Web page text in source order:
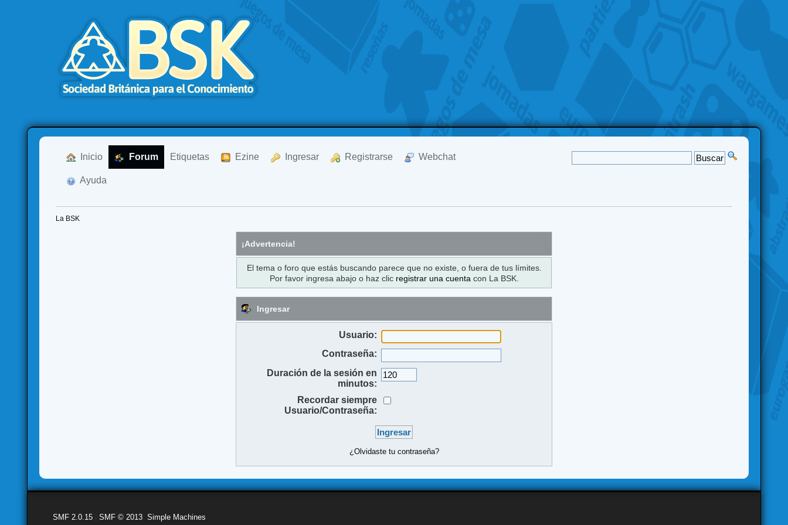
Inicio Forum Etiquetas Ezine Ingresar Registrarse Webchat
Ayuda
La BSK
¡Advertencia!
El tema o foro que estás buscando parece que no existe, o fuera de tus límites.
Por favor ingresa abajo o haz clic registrar una cuenta con La BSK.
Ingresar
Usuario:
Contraseña:
Duración de la sesión en
minutos:
Recordar siempre
Usuario/Contraseña:
¿Olvidaste tu contraseña?
SMF 2.0.15 |SMF © 2013 ,Simple Machines